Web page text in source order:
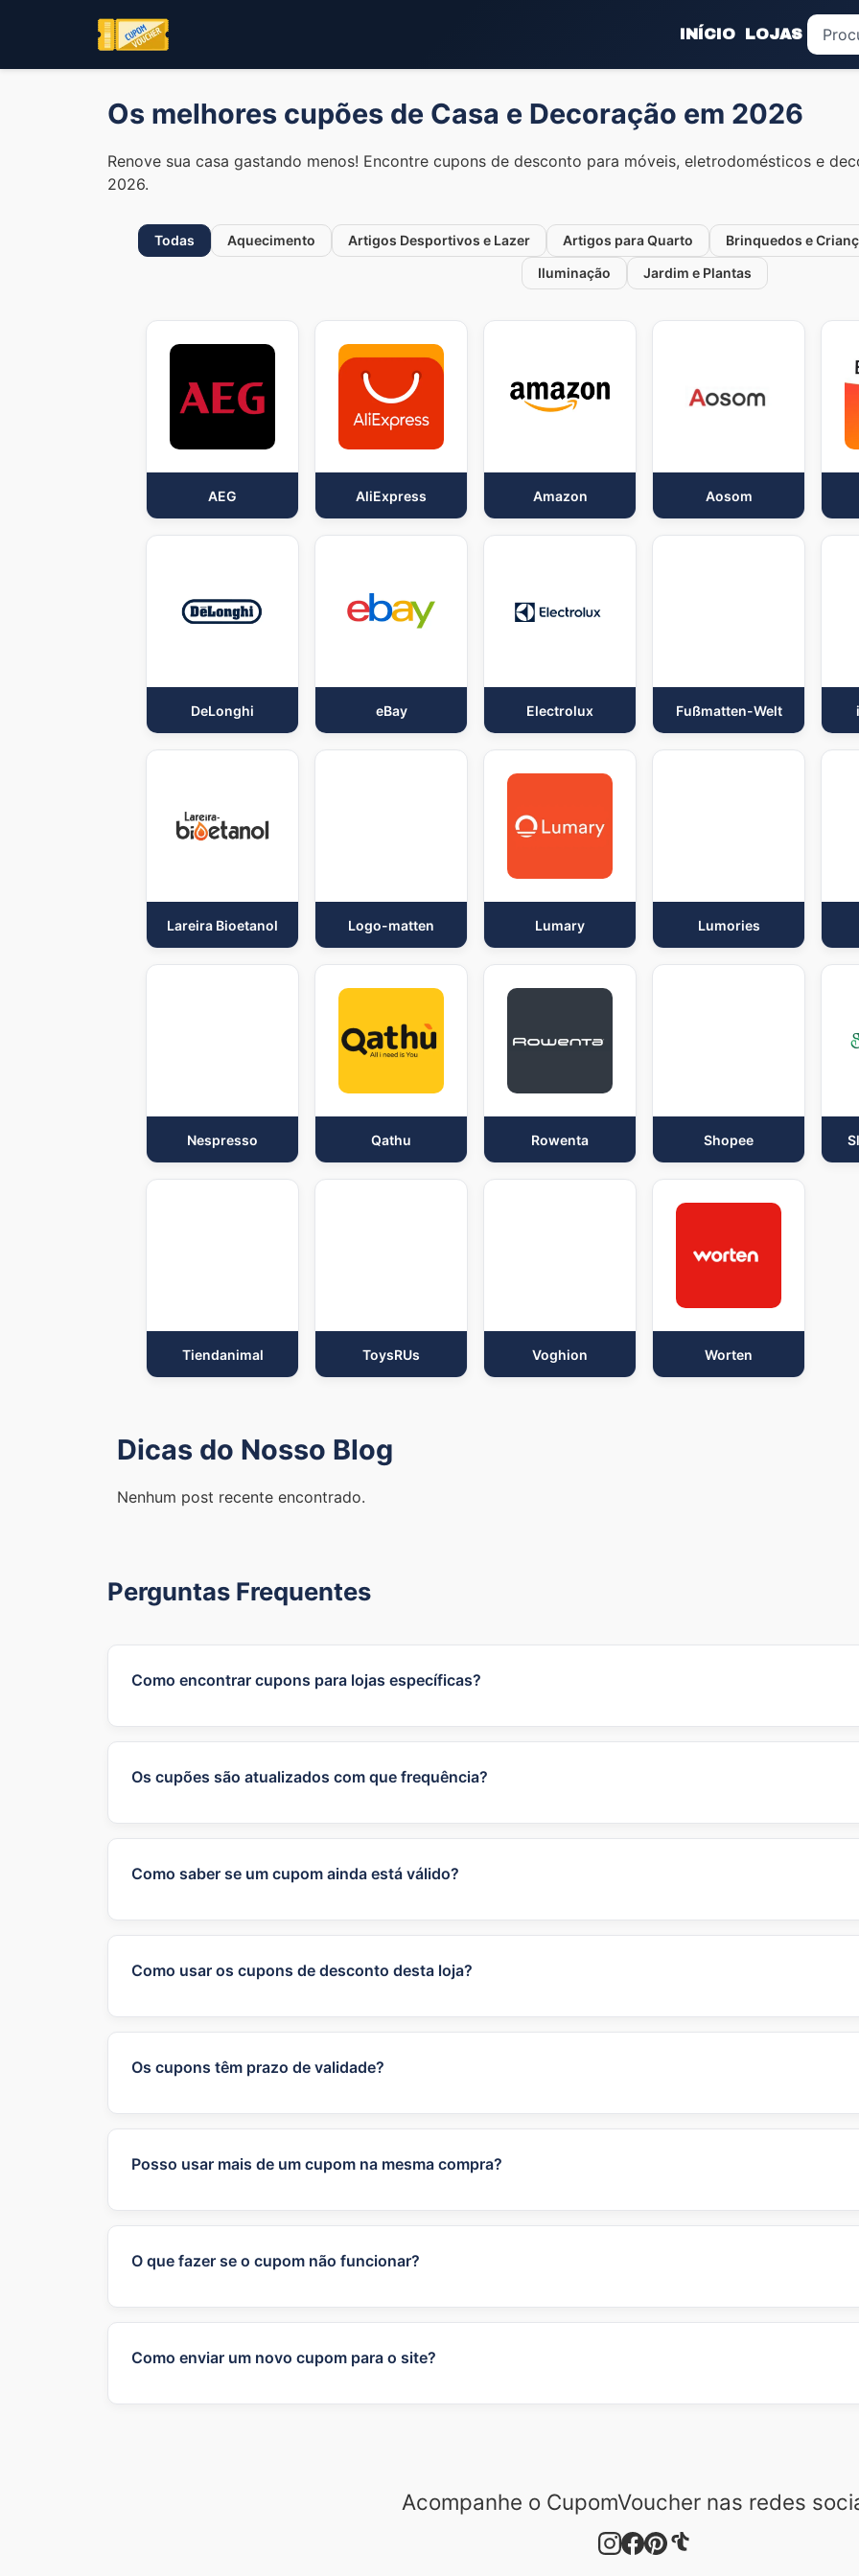
INÍCIO LOJAS
Os melhores cupões de Casa e Decoração em 2026
Renove sua casa gastando menos! Encontre cupons de desconto para móveis, eletrodomésticos e
2026.
Todas Aquecimento Artigos Desportivos e Lazer Artigos para Quarto Brinquedos e
Iluminação
Jardim e Plantas
AEG AliExpress Amazon Aosom
DeLonghi eBay Electrolux Fußmatten-Welt
Lareira Bioetanol Logo-matten Lumary Lumories
Nespresso Qathu Rowenta Shopee
Tiendanimal ToysRUs Voghion Worten
Dicas do Nosso Blog
Nenhum post recente encontrado.
Perguntas Frequentes
Como encontrar cupons para lojas específicas?
Os cupões são atualizados com que frequência?
parceiras.
Como saber se um cupom ainda está válido?
por favor nos informe.
Como usar os cupons de desconto desta loja?
produtos desejados ao carrinho e, no momento do pagamento, cole o código no campo
Os cupons têm prazo de validade?
cupons o quanto antes para garantir o desconto, pois algumas promoções podem terminar antes
Posso usar mais de um cupom na mesma compra?
específicos, como um cupom de desconto percentual com um cupom de frete grátis.
O que fazer se o cupom não funcionar?
produtos específicos, etc.). Caso o problema persista, entre em contato conosco através do
Como enviar um novo cupom para o site?
Acompanhe o CupomVoucher nas redes